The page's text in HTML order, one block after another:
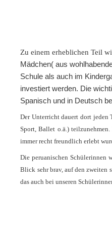
Zu einem erheblichen Teil
Mädchen( aus
Schule als auch im
investiert werden. Die
Spanisch und in Deutsch
Der Unterricht dauert dort jeden
Sport, Ballet o.ä.)
immer recht freundlich erlebt
Die peruanischen Schülerinnen
Blick sehr brav, auf den zweiten
das auch bei unseren